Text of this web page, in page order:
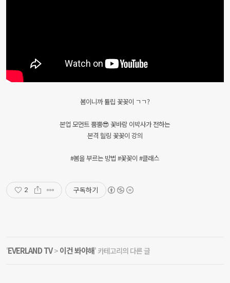
봄이니까 튤립 꽃꽂이 ㄱㄱ?
본업 모먼트 뿜뿜😎 꽃바람 이박사가 전하는
본격 힐링 꽃꽂이 강의
#봄을 부르는 방법 #꽃꽂이 #클래스
2 구독하기
'EVERLAND TV> 이건 봐야해' 카테고리의 다른 글